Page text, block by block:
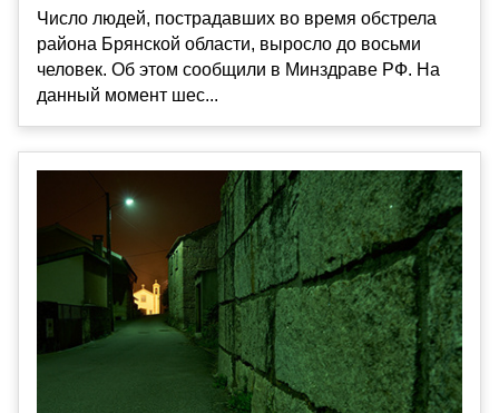
Число людей, пострадавших во время обстрела
района Брянской области, выросло до восьми
человек. Об этом сообщили в Минздраве РФ. На
данный момент шес...